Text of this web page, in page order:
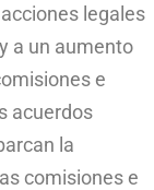
legales
a un aumento
e
acuerdos
la
comisiones e